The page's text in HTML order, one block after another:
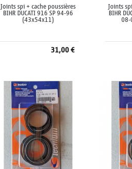
Joints spi + cache poussières
BIHR DUCATI 916 SP 94-96
(43x54x11)
31,00 €
Joints
BIHR